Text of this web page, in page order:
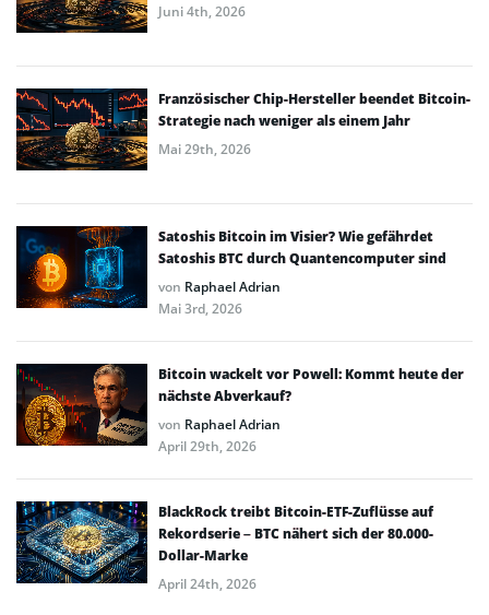
Juni 4th, 2026
Französischer Chip-Hersteller beendet Bitcoin-
Strategie nach weniger als einem Jahr
Mai 29th, 2026
Satoshis Bitcoin im Visier? Wie gefährdet
Satoshis BTC durch Quantencomputer sind
von Raphael Adrian
Mai 3rd, 2026
Bitcoin wackelt vor Powell: Kommt heute der
nächste Abverkauf?
von Raphael Adrian
April 29th, 2026
BlackRock treibt Bitcoin-ETF-Zuflüsse auf
Rekordserie – BTC nähert sich der 80.000-
Dollar-Marke
April 24th, 2026